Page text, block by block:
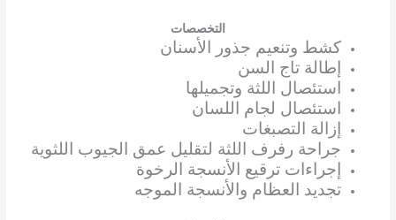
التخصصات
كشط وتنعيم جذور الأسنان
إطالة تاج السن
استئصال اللثة وتجميلها
استئصال لجام اللسان
إزالة التصبغات
جراحة رفرف اللثة لتقليل عمق الجيوب اللثوية
إجراءات ترقيع الأنسجة الرخوة
تجديد العظام والأنسجة الموجه